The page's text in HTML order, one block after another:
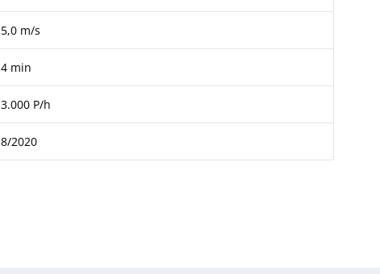
5,0 m/s
4 min
3.000 P/h
8/2020